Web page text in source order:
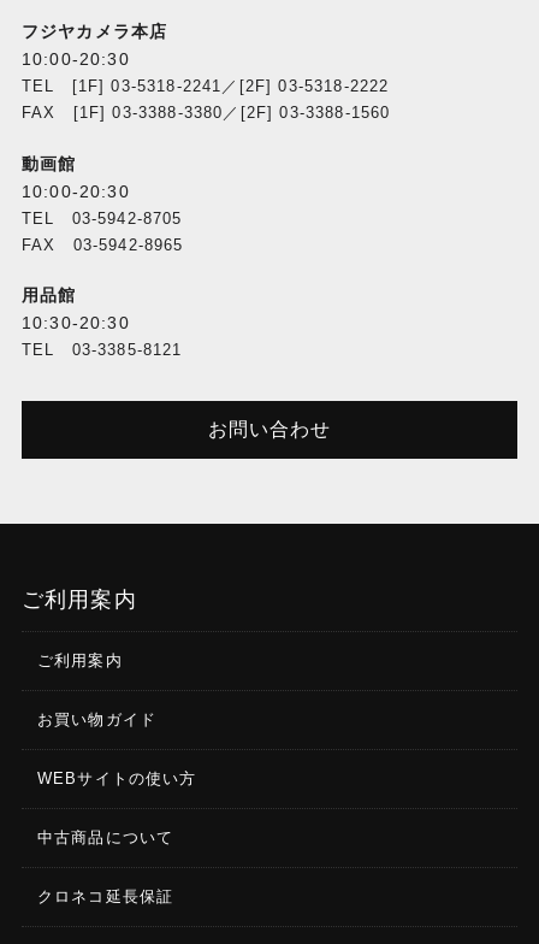
フジヤカメラ本店
10:00-20:30
TEL [1F] 03-5318-2241／[2F] 03-5318-2222
FAX [1F] 03-3388-3380／[2F] 03-3388-1560
動画館
10:00-20:30
TEL 03-5942-8705
FAX 03-5942-8965
用品館
10:30-20:30
TEL 03-3385-8121
お問い合わせ
ご利用案内
ご利用案内
お買い物ガイド
WEBサイトの使い方
中古商品について
クロネコ延長保証